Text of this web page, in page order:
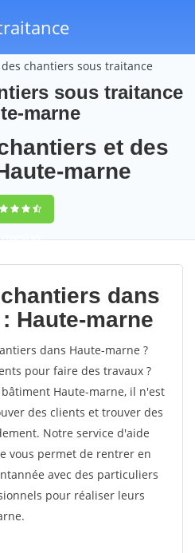
chantiers sous traitance
sous traitance
marne
et des
marne
(100%)85
votes
dans
Haute-marne
dans Haute-marne ?
pour faire des travaux ?
Haute-marne, il n'est
des clients et trouver des
Notre service d'aide
vous permet de rentrer en
avec des particuliers
pour réaliser leurs